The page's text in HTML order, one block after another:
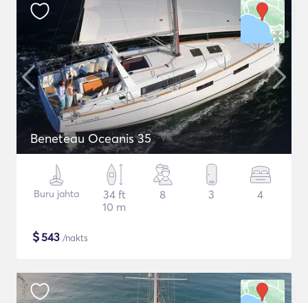
Beneteau Oceanis 35
Buru jahta
34 ft
10 m
8 3 4
$543 /nakts